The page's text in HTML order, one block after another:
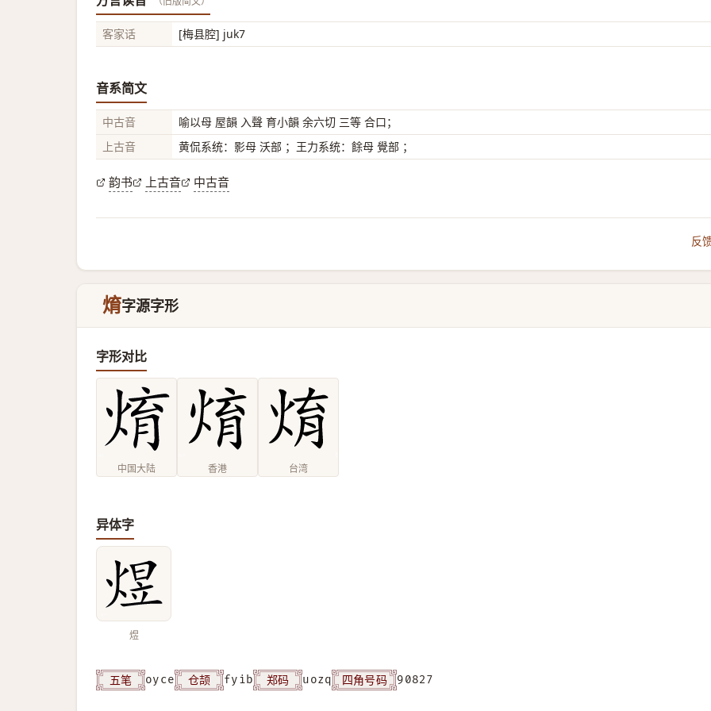
客家话 [梅县腔] juk7
音系简文
中古音
喻以母 屋韻 入聲 育小韻 余六切 三等 合口；
上古音
黄侃系统：影母 沃部 ；王力系统：餘母 覺部 ；
韵书 上古音 中古音
反
焴字源字形
字形对比
中国大陆 香港 台湾
异体字
煜
五笔 oyce 仓颉 fyib 郑码 uozq 四角号码 90827